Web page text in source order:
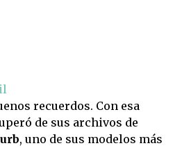
recuerdos. Con esa
de sus archivos de
, uno de sus modelos más